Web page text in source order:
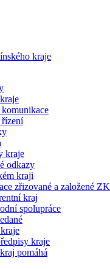
kraje
odkazy
kraji
zřizované a založené ZK
kraj
spolupráce
kraje
pomáhá